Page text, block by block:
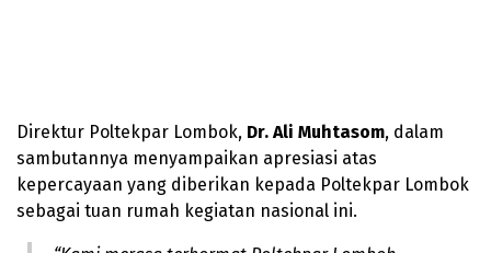
Direktur Poltekpar Lombok, Dr. Ali Muhtasom, dalam
sambutannya menyampaikan apresiasi atas
kepercayaan yang diberikan kepada Poltekpar Lombok
sebagai tuan rumah kegiatan nasional ini.